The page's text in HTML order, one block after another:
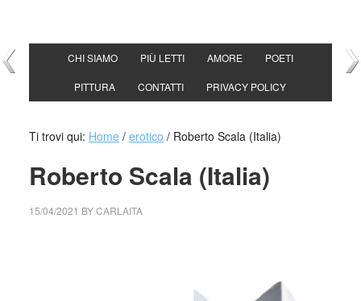
CHI SIAMO PIÙ LETTI AMORE POETI
PITTURA CONTATTI PRIVACY POLICY
Ti trovi qui: Home / erotico /Roberto Scala (Italia)
Roberto Scala (Italia)
15/04/2021 BYCARLAITA